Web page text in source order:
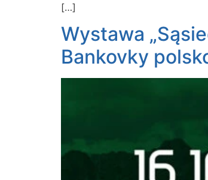
[…]
Wystawa
Bankovky